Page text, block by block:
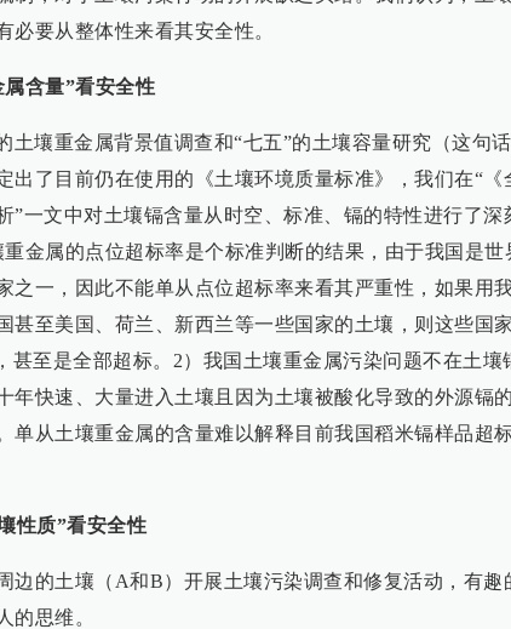
必要从整体性来看其安全性。
含量”看安全性
土壤重金属背景值调查和“七五”的土壤容量研究（这句
出了目前仍在使用的《土壤环境质量标准》，我们在“《
”一文中对土壤镉含量从时空、标准、镉的特性进行了深
金属的点位超标率是个标准判断的结果，由于我国是世
之一，因此不能单从点位超标率来看其严重性，如果用
甚至美国、荷兰、新西兰等一些国家的土壤，则这些国
甚至是全部超标。2）我国土壤重金属污染问题不在土壤
年快速、大量进入土壤且因为土壤被酸化导致的外源镉
单从土壤重金属的含量难以解释目前我国稻米镉样品超
性质”看安全性
边的土壤（A和B）开展土壤污染调查和修复活动，有趣
的思维。